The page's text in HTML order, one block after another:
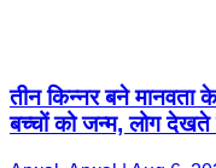
तीन किन्नर बने मानवता
बच्चों को जन्म, लोग देखते